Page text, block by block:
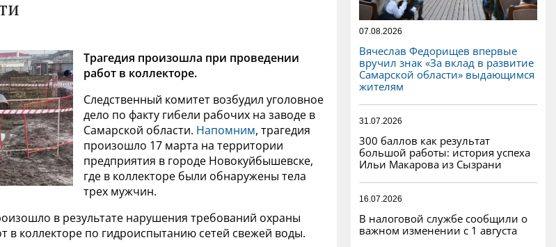
Трагедия произошла при проведении
работ в коллекторе.
Следственный комитет возбудил уголовное
дело по факту гибели рабочих на заводе в
Самарской области. Напомним, трагедия
произошло 17 марта на территории
предприятия в городе Новокуйбышевске,
где в коллекторе были обнаружены тела
трех мужчин.
в результате нарушения требований охраны
в коллекторе по гидроиспытанию сетей свежей воды.
07.08.2026
Вячеслав Федорищев впервые
вручил знак «За вклад в развитие
Самарской области» выдающимся
жителям
31.07.2026
300 баллов как результат
большой работы: история успеха
Ильи Макарова из Сызрани
16.07.2026
В налоговой службе сообщили о
важном изменении с 1 августа